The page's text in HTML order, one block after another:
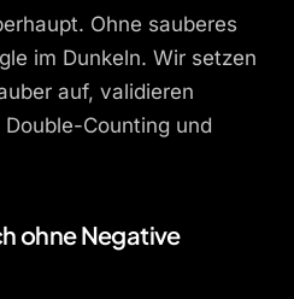
Ohne sauberes
im Dunkeln. Wir setzen
auf, validieren
Counting und
ohne Negative